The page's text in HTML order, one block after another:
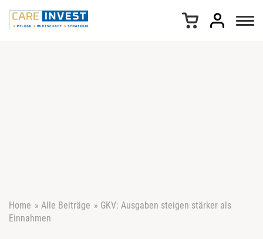
Home » Alle Beiträge » GKV: Ausgaben steigen stärker als
Einnahmen